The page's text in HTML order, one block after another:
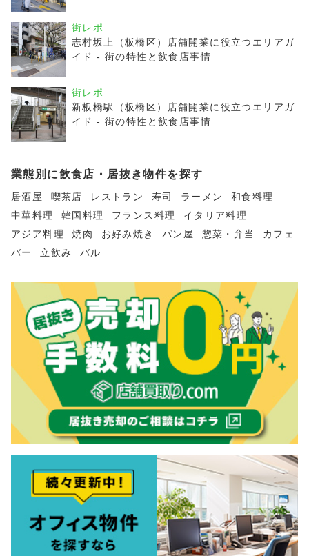
街レポ
志村坂上（板橋区）店舗開業に役立つエリアガ
イド - 街の特性と飲食店事情
街レポ
新板橋駅（板橋区）店舗開業に役立つエリアガ
イド - 街の特性と飲食店事情
業態別に飲食店・居抜き物件を探す
居酒屋 喫茶店 レストラン 寿司 ラーメン
和食料理
中華料理
韓国料理 フランス料理
イタリア料理
アジア料理
焼肉 お好み焼き パン屋 惣菜・弁当
カフェ
バー
立飲み バル